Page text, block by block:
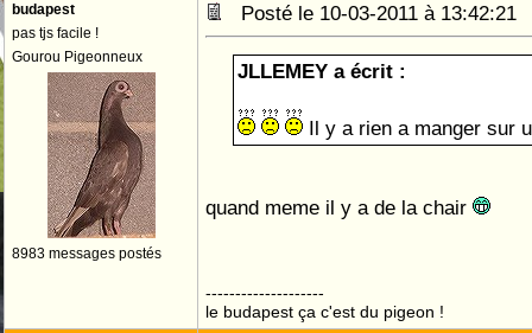
budapest
pas tjs facile !
Gourou Pigeonneux
8983 messages postés
Posté le 10-03-2011 à
JLLEMEY a écrit :
Il y a rien a manger sur
quand meme il y a de la chair
--------------------
le budapest ça c'est du pigeon !